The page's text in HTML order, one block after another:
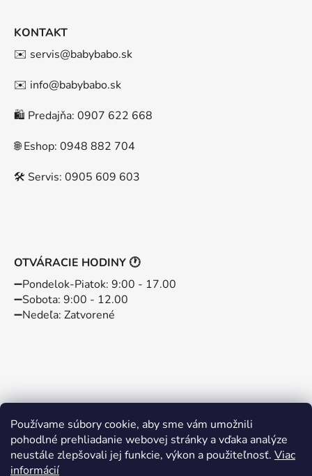
Používame súbory cookie, aby sme vám umožnili
pohodlné prehliadanie webovej stránky a vďaka analýze
neustále zlepšovali jej funkcie, výkon a použiteľnosť. Viac
informácií
KONTAKT
✉️ servis@babybabo.sk
✉️ info@babybabo.sk
🛍️ Predajňa: 0907 622 668
🌐 Eshop: 0948 882 704
🛠️ Servis: 0905 609 603
OTVÁRACIE HODINY 🕐
➖️Pondelok-Piatok: 9:00 - 17.00
➖️Sobota: 9:00 - 12.00
➖️Nedeľa: Zatvorené